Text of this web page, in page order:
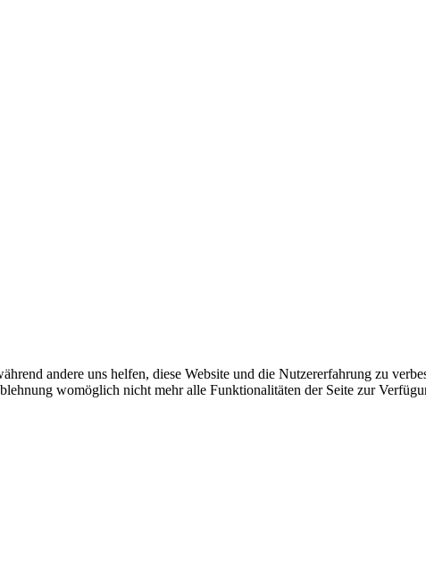
andere uns helfen, diese Website und die Nutzererfahrung zu
womöglich nicht mehr alle Funktionalitäten der Seite zur